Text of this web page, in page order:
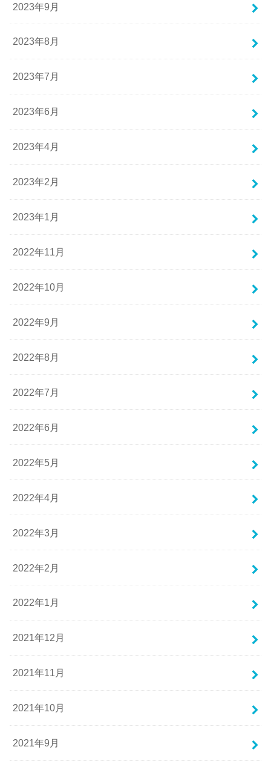
2023年9月
2023年8月
2023年7月
2023年6月
2023年4月
2023年2月
2023年1月
2022年11月
2022年10月
2022年9月
2022年8月
2022年7月
2022年6月
2022年5月
2022年4月
2022年3月
2022年2月
2022年1月
2021年12月
2021年11月
2021年10月
2021年9月